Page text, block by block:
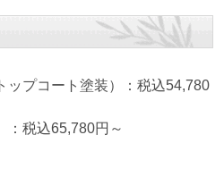
ップコート塗装）：税込54,780
：税込65,780円～